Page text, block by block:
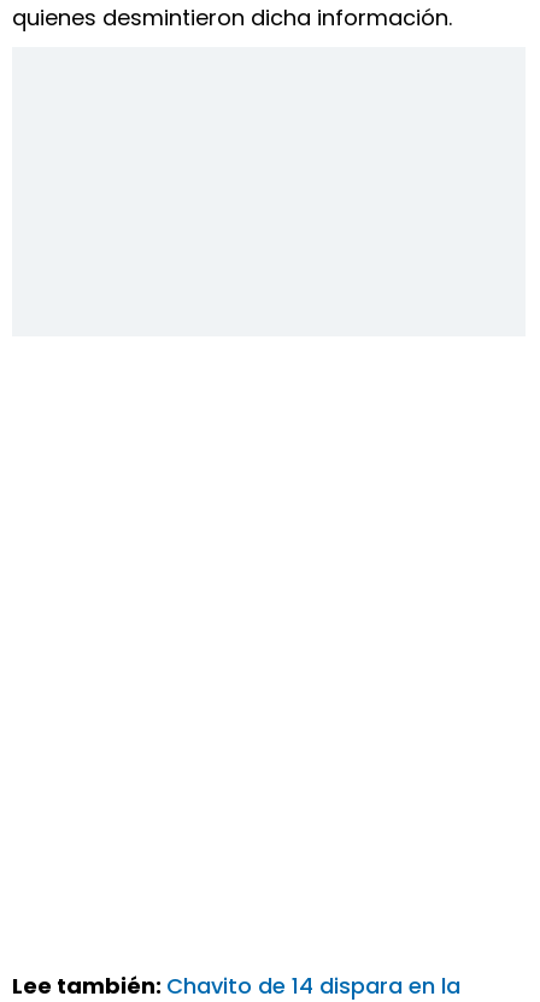
quienes desmintieron dicha información.
Lee también: Chavito de 14 dispara en la